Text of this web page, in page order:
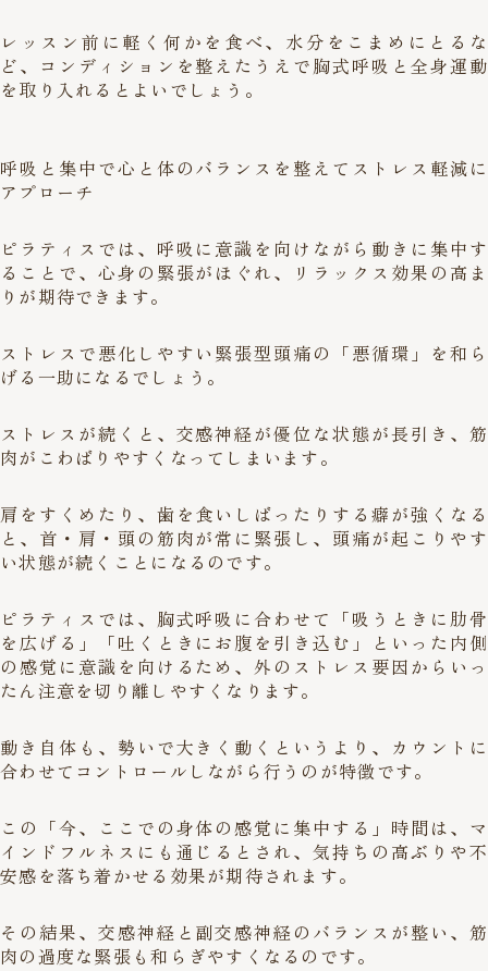
レッスン前に軽く何かを食べ、水分をこまめにとるな
ど、コンディションを整えたうえで胸式呼吸と全身運動
を取り入れるとよいでしょう。
呼吸と集中で心と体のバランスを整えてストレス軽減に
アプローチ
ピラティスでは、呼吸に意識を向けながら動きに集中す
ることで、心身の緊張がほぐれ、リラックス効果の高ま
りが期待できます。
ストレスで悪化しやすい緊張型頭痛の「悪循環」を和ら
げる一助になるでしょう。
ストレスが続くと、交感神経が優位な状態が長引き、筋
肉がこわばりやすくなってしまいます。
肩をすくめたり、歯を食いしばったりする癖が強くなる
と、首・肩・頭の筋肉が常に緊張し、頭痛が起こりやす
い状態が続くことになるのです。
ピラティスでは、胸式呼吸に合わせて「吸うときに肋骨
を広げる」「吐くときにお腹を引き込む」といった内側
の感覚に意識を向けるため、外のストレス要因からいっ
たん注意を切り離しやすくなります。
動き自体も、勢いで大きく動くというより、カウントに
合わせてコントロールしながら行うのが特徴です。
この「今、ここでの身体の感覚に集中する」時間は、マ
インドフルネスにも通じるとされ、気持ちの高ぶりや不
安感を落ち着かせる効果が期待されます。
その結果、交感神経と副交感神経のバランスが整い、筋
肉の過度な緊張も和らぎやすくなるのです。